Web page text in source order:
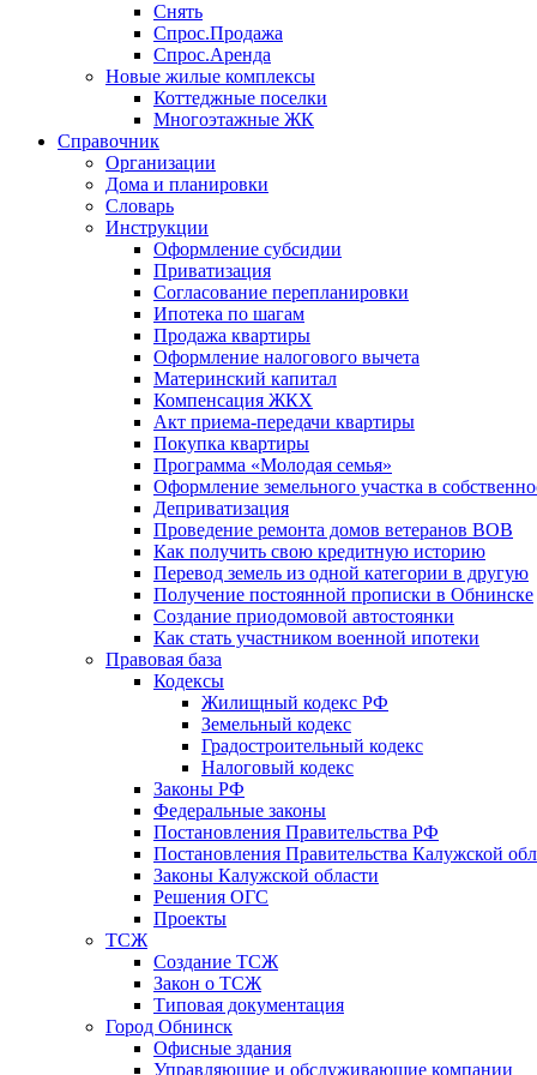
Снять
Спрос.Продажа
Спрос.Аренда
Новые жилые комплексы
Коттеджные поселки
Многоэтажные ЖК
Справочник
Организации
Дома и планировки
Словарь
Инструкции
Оформление субсидии
Приватизация
Согласование перепланировки
Ипотека по шагам
Продажа квартиры
Оформление налогового вычета
Материнский капитал
Компенсация ЖКХ
Акт приема-передачи квартиры
Покупка квартиры
Программа «Молодая семья»
Оформление земельного участка в
Деприватизация
Проведение ремонта домов ветеранов ВОВ
Как получить свою кредитную историю
Перевод земель из одной категории в другую
Получение постоянной прописки в Обнинске
Создание приодомовой автостоянки
Как стать участником военной ипотеки
Правовая база
Кодексы
Жилищный кодекс РФ
Земельный кодекс
Градостроительный кодекс
Налоговый кодекс
Законы РФ
Федеральные законы
Постановления Правительства РФ
Постановления Правительства Калужской
Законы Калужской области
Решения ОГС
Проекты
ТСЖ
Создание ТСЖ
Закон о ТСЖ
Типовая документация
Город Обнинск
Офисные здания
Управляющие и обслуживающие компании